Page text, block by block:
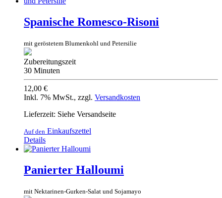
Spanische Romesco-Risoni
mit geröstetem Blumenkohl und Petersilie
Zubereitungszeit
30 Minuten
12,00 €
Inkl. 7% MwSt., zzgl. Versandkosten
Lieferzeit: Siehe Versandseite
Auf den Einkaufszettel
Details
Panierter Halloumi
mit Nektarinen-Gurken-Salat und Sojamayo